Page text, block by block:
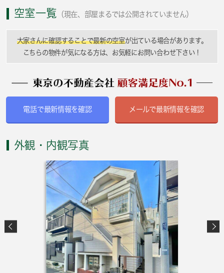
空室一覧 （現在、部屋まるでは公開されていません）
大家さんに確認することで最新の空室が出ている場合があります。
こちらの物件が気になる方は、お気軽にお問い合わせ下さい！
電話で最新情報を確認 メールで最新情報を確認
外観・内観写真